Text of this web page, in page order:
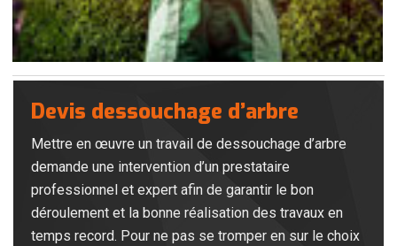
Devis dessouchage d’arbre
Mettre en œuvre un travail de dessouchage d’arbre
demande une intervention d’un prestataire
professionnel et expert afin de garantir le bon
déroulement et la bonne réalisation des travaux en
temps record. Pour ne pas se tromper en sur le choix